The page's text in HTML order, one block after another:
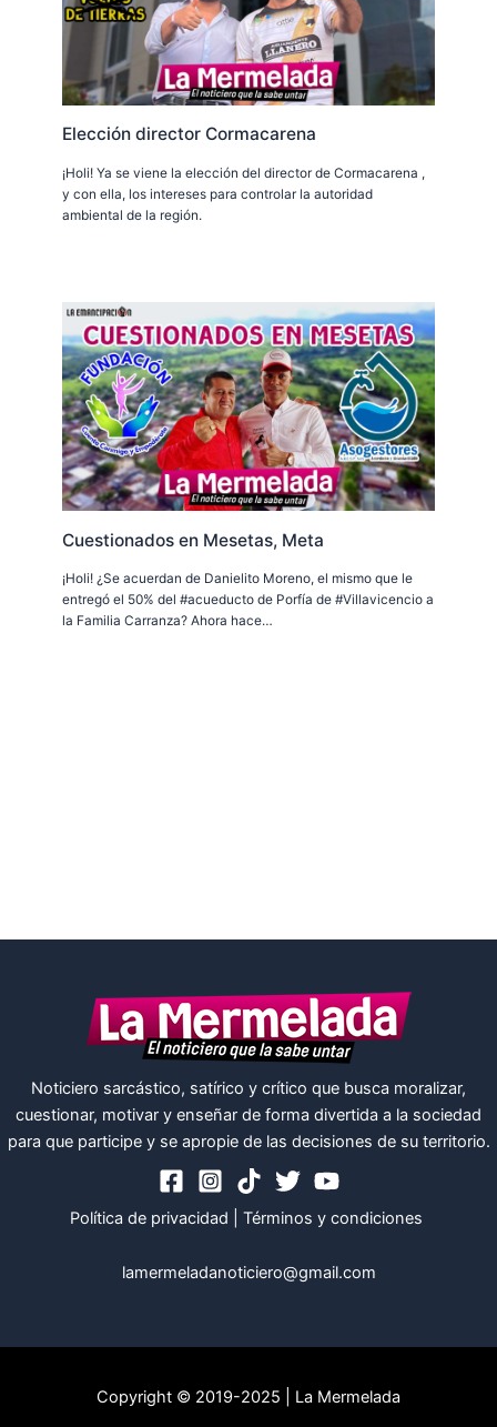
Elección director Cormacarena
¡Holi! Ya se viene la elección del director de Cormacarena ,
y con ella, los intereses para controlar la autoridad
ambiental de la región.
Cuestionados en Mesetas, Meta
¡Holi! ¿Se acuerdan de Danielito Moreno, el mismo que le
entregó el 50% del #acueducto de Porfía de #Villavicencio a
la Familia Carranza? Ahora hace…
Noticiero sarcástico, satírico y crítico que busca moralizar,
cuestionar, motivar y enseñar de forma divertida a la sociedad
para que participe y se apropie de las decisiones de su territorio.
Política de privacidad Términos y condiciones
lamermeladanoticiero@gmail.com
Copyright © 2019-2025 | La Mermelada